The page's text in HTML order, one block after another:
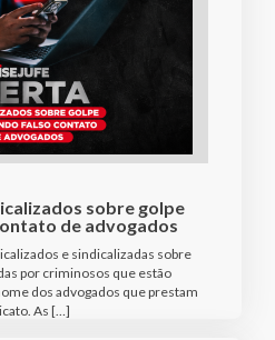
sobre golpe
de advogados
e sindicalizadas sobre
por criminosos que estão
dos advogados que prestam
As […]